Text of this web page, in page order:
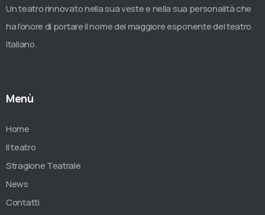
Un teatro rinnovato nella sua veste e nella sua personalità che
ha l’onore di portare il nome del maggiore esponente del teatro
italiano.
Menù
Home
Il teatro
Stragione Teatrale
News
Contatti